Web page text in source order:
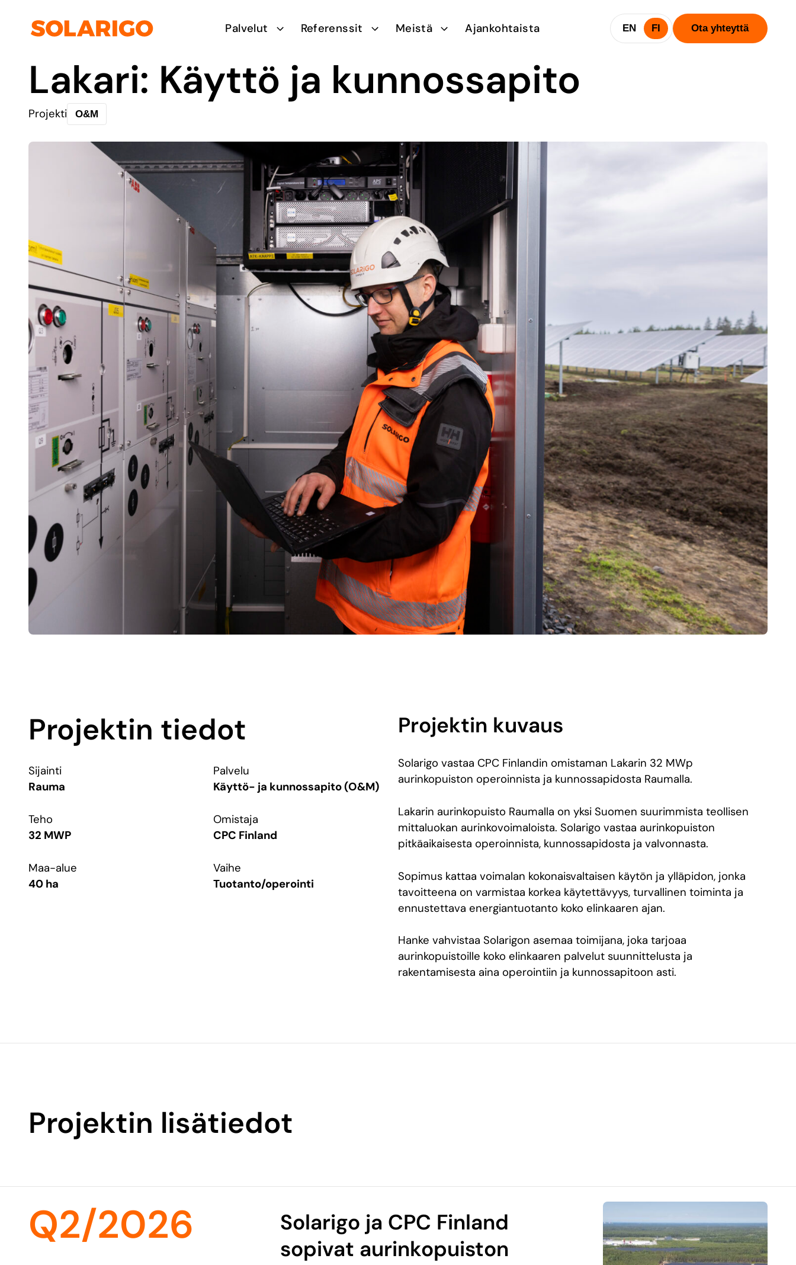
sisältöönSolarigo Palvelut Referenssit Meistä Ajankohtaista EN FI Ota yhteyttä
Lakari: Käyttö ja kunnossapito
Projekti O&M
Projektin tiedot
Sijainti
Rauma
Palvelu
Käyttö- ja kunnossapito (O&M)
Teho
32 MWP
Omistaja
CPC Finland
Maa-alue
40 ha
Vaihe
Tuotanto/operointi
Projektin kuvaus
Solarigo vastaa CPC Finlandin omistaman Lakarin 32 MWp
aurinkopuiston operoinnista ja kunnossapidosta Raumalla.
Lakarin aurinkopuisto Raumalla on yksi Suomen suurimmista teollisen
mittaluokan aurinkovoimaloista. Solarigo vastaa aurinkopuiston
pitkäaikaisesta operoinnista, kunnossapidosta ja valvonnasta.
Sopimus kattaa voimalan kokonaisvaltaisen käytön ja ylläpidon, jonka
tavoitteena on varmistaa korkea käytettävyys, turvallinen toiminta ja
ennustettava energiantuotanto koko elinkaaren ajan.
Hanke vahvistaa Solarigon asemaa toimijana, joka tarjoaa
aurinkopuistoille koko elinkaaren palvelut suunnittelusta ja
rakentamisesta aina operointiin ja kunnossapitoon asti.
Projektin lisätiedot
Q2/2026
Solarigo ja CPC Finland
sopivat aurinkopuiston